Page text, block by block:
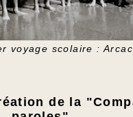
voyage scolaire :
de la